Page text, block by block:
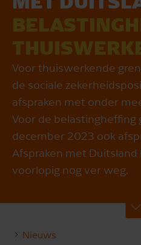
Voor thuiswerkende
de sociale
afspraken met onder
Voor de belastingheffing
december 2023 ook
Afspraken met Duitsland
voorlopig nog ver weg.
Nieuws